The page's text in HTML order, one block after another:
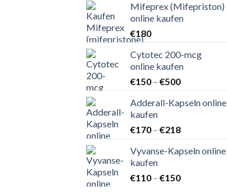
Mifeprex (Mifepriston)
online kaufen
€180
Cytotec 200-mcg
online kaufen
€150 – €500Preisspanne:
bis
Adderall-Kapseln online
kaufen
€170 – €218Preisspanne:
bis
Vyvanse-Kapseln online
kaufen
€110 – €150Preisspanne: